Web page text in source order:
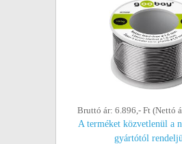
Bruttó ár: 6.896,- Ft (Nettó
A terméket közvetlenül a
gyártótól